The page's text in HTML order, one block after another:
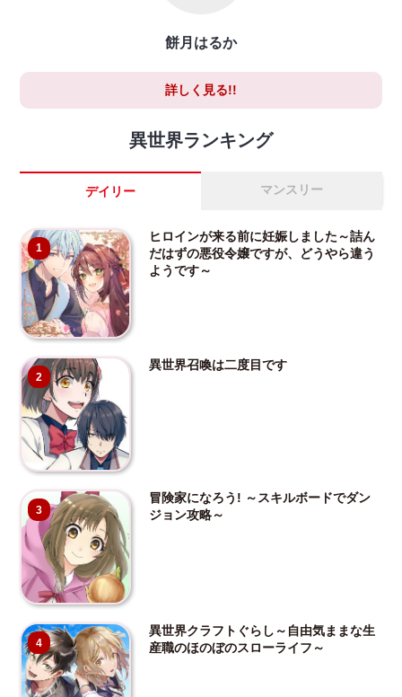
餅月はるか
詳しく見る!!
異世界ランキング
デイリー マンスリー
1
ヒロインが来る前に妊娠しました～詰ん
だはずの悪役令嬢ですが、どうやら違う
ようです～
2
異世界召喚は二度目です
3
冒険家になろう! ～スキルボードでダン
ジョン攻略～
4
異世界クラフトぐらし～自由気ままな生
産職のほのぼのスローライフ～